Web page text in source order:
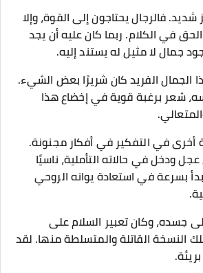
فالرجال يحتاجون إلى القوة، وإلا
في الكلام. ربما كان عليه أن يجد
جمال لا مثيل له يستند إليه.
الجمال الفريد كان شريرًا بعض الشيء.
شعر برغبة قوية في إخضاع هذا
أخرى في التفكير في أفكار مجنونة.
ودخل في حالاته التأملية، ناسيًا
بسرعة في استعادة يوانه الروحي
جسده، وكان تعبير السلام على
النسخة القاتلة والمتسلطة منها. لقد